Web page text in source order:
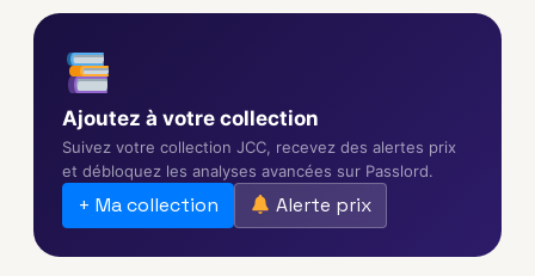
Ajoutez à votre collection
Suivez votre collection JCC, recevez des alertes prix
et débloquez les analyses avancées sur Passlord.
+ Ma collection Alerte prix